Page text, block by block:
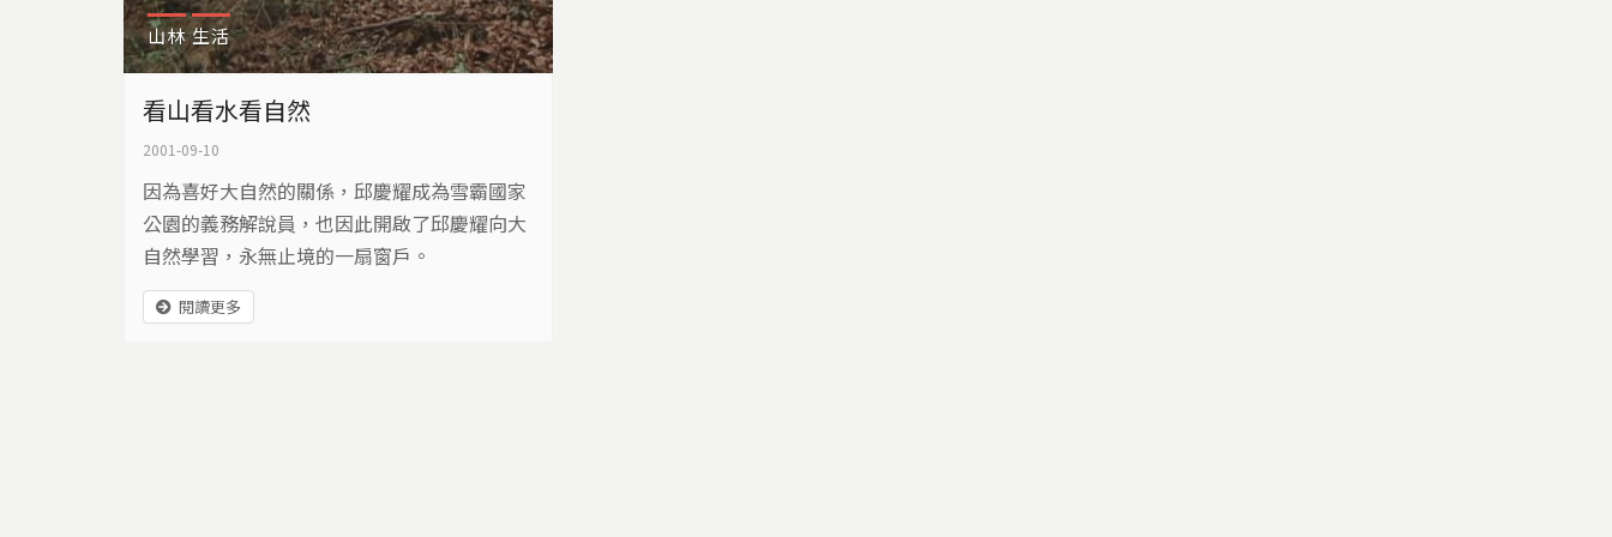
山林 生活
看山看水看自然
2001-09-10
因為喜好大自然的關係，邱慶耀成為雪霸國家
公園的義務解說員，也因此開啟了邱慶耀向大
自然學習，永無止境的一扇窗戶。
閱讀更多